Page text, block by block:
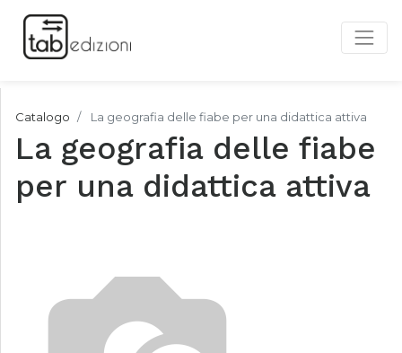
Catalogo La geografia delle fiabe per una didattica attiva
La geografia delle fiabe
per una didattica attiva